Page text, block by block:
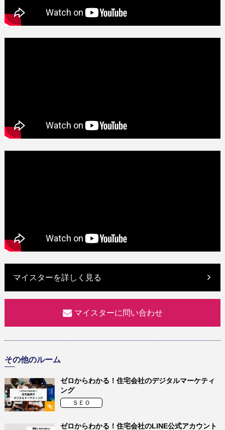
マイスターを詳しく見る
マイスターに問い合わせ
その他のルーム
ゼロからわかる！住宅会社のデジタルマーケティ
ング
ＳＥＯ
ゼロからわかる！住宅会社のLINE公式アカウント